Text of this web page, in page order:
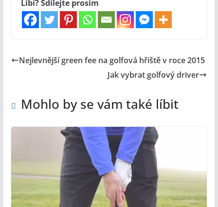
Líbí? Sdílejte prosím
Nejlevnější green fee na golfová hřiště v roce 2015
Jak vybrat golfový driver
Mohlo by se vám také líbit